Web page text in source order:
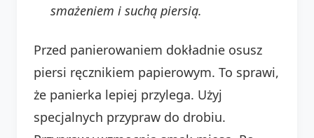
smażeniem i suchą piersią.
Przed panierowaniem dokładnie osusz
piersi ręcznikiem papierowym. To sprawi,
że panierka lepiej przylega. Użyj
specjalnych przypraw do drobiu.